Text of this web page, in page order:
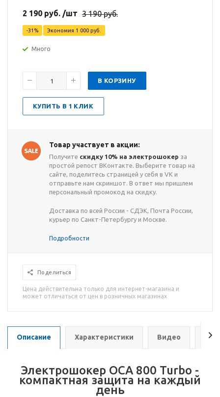
2 190 руб. /шт 3 190руб.
-31 % Экономия 1 000 руб.
Много
В КОРЗИНУ
КУПИТЬ В 1 КЛИК
Товар участвует в акции:
Получите скидку 10% на электрошокер за
простой репост ВКонтакте. Выберите товар на
сайте, поделитесь страницей у себя в VK и
отправьте нам скриншот. В ответ мы пришлем
персональный промокод на скидку.
Доставка по всей России - СДЭК, Почта России,
курьер по Санкт-Петербургу и Москве.
Подробности
Поделиться
Цена действительна только для интернет-магазина и
может отличаться от цен в розничных магазинах
Описание Характеристики Видео
Электрошокер ОСА 800 Turbo -
компактная защита на каждый
день